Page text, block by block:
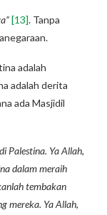
[13]. Tanpa
adalah
adalah derita
ada Masjidil
Palestina. Ya Allah,
dalam meraih
tembakan
mereka. Ya Allah,